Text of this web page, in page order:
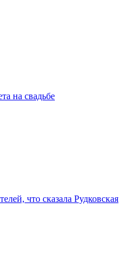
на свадьбе
что сказала Рудковская